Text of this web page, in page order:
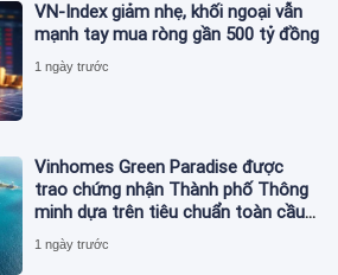
VN-Index giảm nhẹ, khối ngoại vẫn
mạnh tay mua ròng gần 500 tỷ đồng
1 ngày trước
Vinhomes Green Paradise được
trao chứng nhận Thành phố Thông
minh dựa trên tiêu chuẩn toàn cầu
ISO 37122
1 ngày trước